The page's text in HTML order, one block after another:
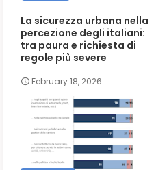
La sicurezza urbana nella
percezione degli italiani:
tra paura e richiesta di
regole più severe
February 18, 2026